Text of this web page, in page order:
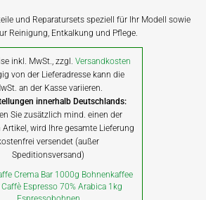
und Reparatursets speziell für Ihr Modell sowie
Reinigung, Entkalkung und Pflege.
inkl. MwSt., zzgl.Versandkosten
von der Lieferadresse kann die
an der Kasse variieren.
innerhalb Deutschlands:
Sie zusätzlich mind. einen der
wird Ihre gesamte Lieferung
versendet (außer
Speditionsversand)
Crema Bar 1000g Bohnenkaffee
Caffè Espresso 70% Arabica 1kg